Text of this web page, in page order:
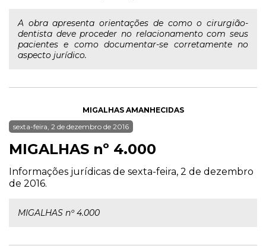
A obra apresenta orientações de como o cirurgião-
dentista deve proceder no relacionamento com seus
pacientes e como documentar-se corretamente no
aspecto jurídico.
MIGALHAS AMANHECIDAS
sexta-feira, 2 de dezembro de 2016
MIGALHAS nº 4.000
Informações jurídicas de sexta-feira, 2 de dezembro
de 2016.
MIGALHAS nº 4.000